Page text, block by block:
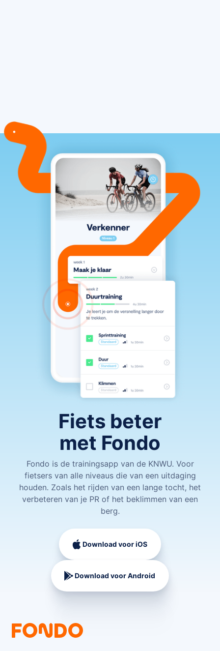
Fiets beter
met Fondo
Fondo is de trainingsapp van de KNWU. Voor
fietsers van alle niveaus die van een uitdaging
houden. Zoals het rijden van een lange tocht, het
verbeteren van je PR of het beklimmen van een
berg.
Download voor iOS
Download voor Android